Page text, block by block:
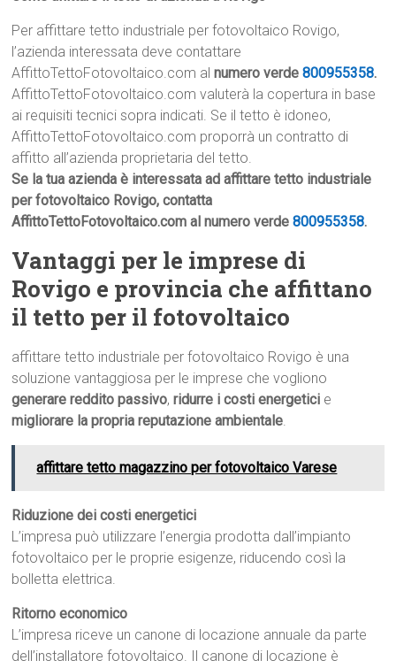
Per affittare tetto industriale per fotovoltaico Rovigo,
l’azienda interessata deve contattare
AffittoTettoFotovoltaico.com alnumero verde800955358.
AffittoTettoFotovoltaico.com valuterà la copertura in base
ai requisiti tecnici sopra indicati. Se il tetto è idoneo,
AffittoTettoFotovoltaico.com proporrà un contratto di
affitto all’azienda proprietaria del tetto.
Se la tua azienda è interessata ad affittare tetto industriale
per fotovoltaico Rovigo, contatta
AffittoTettoFotovoltaico.com al numero verde800955358.
Vantaggi per le imprese di
Rovigo e provincia che affittano
il tetto per il fotovoltaico
affittare tetto industriale per fotovoltaico Rovigo è una
soluzione vantaggiosa per le imprese che vogliono
generare reddito passivo,ridurre i costi energetici e
migliorare la propria reputazione ambientale.
affittare tetto magazzino per fotovoltaico Varese
Riduzione dei costi energetici
L’impresa può utilizzare l’energia prodotta dall’impianto
fotovoltaico per le proprie esigenze, riducendo così la
bolletta elettrica.
Ritorno economico
L’impresa riceve un canone di locazione annuale da parte
dell’installatore fotovoltaico. Il canone di locazione è